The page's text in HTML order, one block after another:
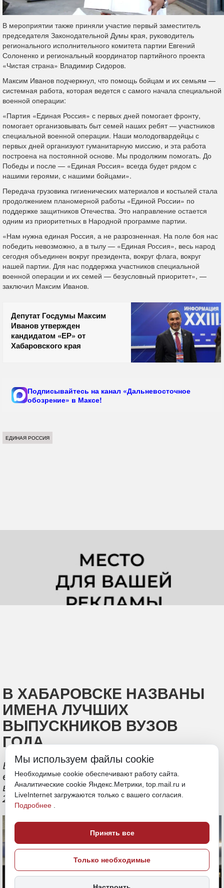
В мероприятии также приняли участие первый заместитель
председателя Законодательной Думы края, руководитель
регионального исполнительного комитета партии Евгений
Солоненко и региональный координатор партийного проекта
«Чистая страна» Владимир Сидоров.
Максим Иванов подчеркнул, что помощь бойцам и их семьям —
системная работа, которая ведется с самого начала специальной
военной операции:
«Партия «Единая Россия» с первых дней помогает фронту,
помогает организовывать быт семей наших ребят — участников
специальной военной операции. Наши молодогвардейцы с
первых дней организуют гуманитарную миссию, и эта работа
построена на постоянной основе. Мы продолжим помогать. До
Победы и после — «Единая Россия» всегда будет рядом с
нашими героями, с нашими бойцами».
Передача грузовика гигиенических материалов и костылей стала
продолжением планомерной работы «Единой России» по
поддержке защитников Отечества. Это направление остается
одним из приоритетных в Народной программе партии.
«Нам нужна единая Россия, а не разрозненная. На поле боя нас
победить невозможно, а в тылу — «Единая Россия», весь народ
сегодня объединен вокруг президента, вокруг флага, вокруг
нашей партии. Для нас поддержка участников специальной
военной операции и их семей — безусловный приоритет», —
заключил Максим Иванов.
Депутат Госдумы Максим
Иванов утвержден
кандидатом «ЕР» от
Хабаровского края
Подписывайтесь на канал «Дальневосточное
обозрение» в Максе!
ЕДИНАЯ РОССИЯ
В ХАБАРОВСКЕ НАЗВАНЫ
ИМЕНА ЛУЧШИХ
ВЫПУСКНИКОВ ВУЗОВ
ГОДА
В краевой столице подвели итоги
ежегодного конкурса «Лучший
выпускник высшего образования –
2026»
Мы используем файлы cookie
Необходимые cookie обеспечивают работу сайта.
Аналитические cookie Яндекс.Метрики, top.mail.ru и
LiveInternet загружаются только с вашего согласия.
Подробнее
Принять все
Только необходимые